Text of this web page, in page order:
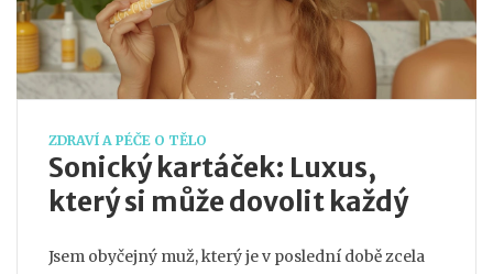
ZDRAVÍ A PÉČE O TĚLO
Sonický kartáček: Luxus,
který si může dovolit každý
Jsem obyčejný muž, který je v poslední době zcela